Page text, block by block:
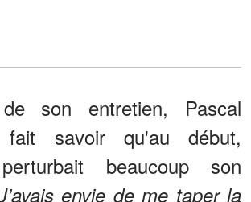
son entretien, Pascal
savoir qu'au début,
beaucoup son
envie de me taper la